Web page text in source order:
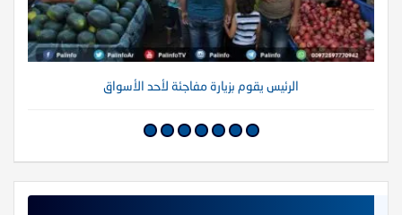
الرئيس يقوم بزيارة مفاجئة لأحد الأسواق